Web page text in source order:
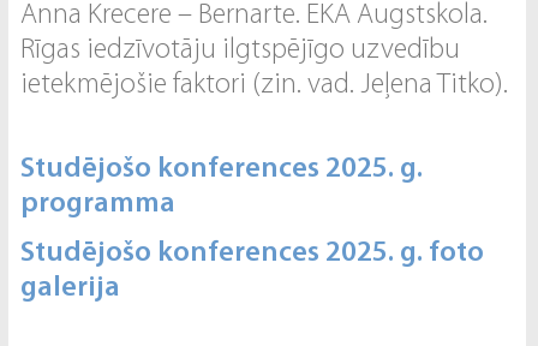
Anna Krecere – Bernarte. EKA Augstskola.
Rīgas iedzīvotāju ilgtspējīgo uzvedību
ietekmējošie faktori (zin. vad. Jeļena Titko).
Studējošo konferences 2025. g.
programma
Studējošo konferences 2025. g. foto
galerija